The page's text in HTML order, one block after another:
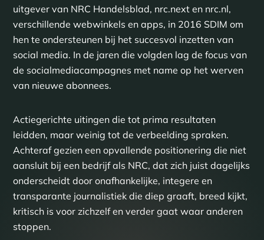
uitgever van NRC Handelsblad, nrc.next en nrc.nl,
verschillende webwinkels en apps, in 2016 SDIM om
hen te ondersteunen bij het succesvol inzetten van
social media. In de jaren die volgden lag de focus van
de socialmediacampagnes met name op het werven
van nieuwe abonnees.
Actiegerichte uitingen die tot prima resultaten
leidden, maar weinig tot de verbeelding spraken.
Achteraf gezien een opvallende positionering die niet
aansluit bij een bedrijf als NRC, dat zich juist dagelijks
onderscheidt door onafhankelijke, integere en
transparante journalistiek die diep graaft, breed kijkt,
kritisch is voor zichzelf en verder gaat waar anderen
stoppen.